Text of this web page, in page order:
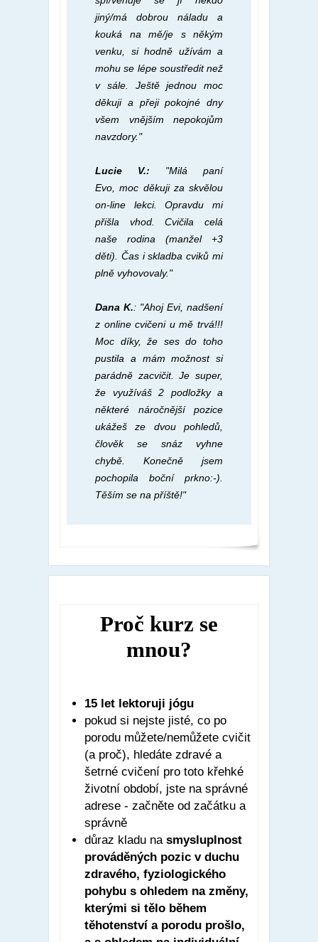
jiný/má dobrou náladu a
kouká na mě/je s někým
venku, si hodně užívám a
mohu se lépe soustředit než
v sále. Ještě jednou moc
děkuji a přeji pokojné dny
všem vnějším nepokojům
navzdory."
Lucie V.: "Milá paní
Evo, moc děkuji za skvělou
on-line lekci. Opravdu mi
přišla vhod. Cvičila celá
naše rodina (manžel +3
děti). Čas i skladba cviků mi
plně vyhovovaly."
Dana K.: "Ahoj Evi, nadšení
z online cvičeni u mě trvá!!!
Moc díky, že ses do toho
pustila a mám možnost si
parádně zacvičit. Je super,
že využíváš 2 podložky a
některé náročnější pozice
ukážeš ze dvou pohledů,
člověk se snáz vyhne
chybě. Konečně jsem
pochopila boční prkno:-).
Těším se na příště!"
Proč kurz se
mnou?
15 let lektoruji jógu
pokud si nejste jisté, co po
porodu můžete/nemůžete cvičit
(a proč), hledáte zdravé a
šetrné cvičení pro toto křehké
životní období, jste na správné
adrese - začněte od začátku a
správně
důraz kladu na smysluplnost
prováděných pozic v duchu
zdravého, fyziologického
pohybu s ohledem na změny,
kterými si tělo během
těhotenství a porodu prošlo,